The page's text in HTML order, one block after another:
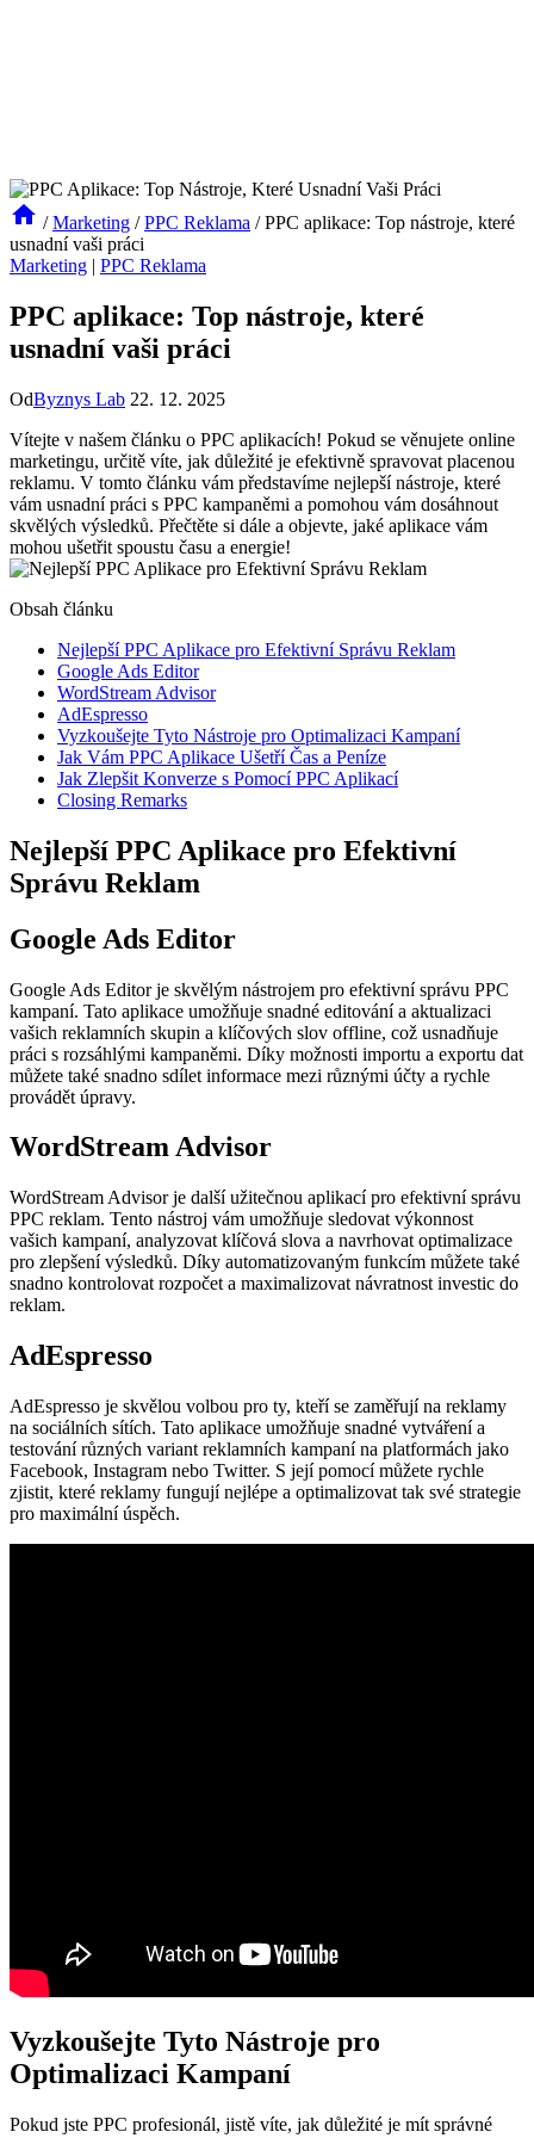
/ Marketing / PPC Reklama / PPC aplikace: Top nástroje, které
usnadní vaši práci
Marketing | PPC Reklama
PPC aplikace: Top nástroje, které
usnadní vaši práci
OdByznys Lab 22. 12. 2025
Vítejte v našem článku o PPC aplikacích! Pokud se věnujete online
marketingu, určitě víte, jak důležité je efektivně spravovat placenou
reklamu. V tomto článku vám představíme nejlepší nástroje, které
vám usnadní práci s PPC kampaněmi a pomohou vám dosáhnout
skvělých výsledků. Přečtěte si dále a objevte, jaké aplikace vám
mohou ušetřit spoustu času a energie!
Obsah článku
Nejlepší PPC Aplikace pro Efektivní Správu Reklam
Google Ads Editor
WordStream Advisor
AdEspresso
Vyzkoušejte Tyto Nástroje pro Optimalizaci Kampaní
Jak Vám PPC Aplikace Ušetří Čas a Peníze
Jak Zlepšit Konverze s Pomocí PPC Aplikací
Closing Remarks
Nejlepší PPC Aplikace pro Efektivní
Správu Reklam
Google Ads Editor
Google Ads Editor je skvělým nástrojem pro efektivní správu PPC
kampaní. Tato aplikace umožňuje snadné editování a aktualizaci
vašich reklamních skupin a klíčových slov offline, což usnadňuje
práci s rozsáhlými kampaněmi. Díky možnosti importu a exportu dat
můžete také snadno sdílet informace mezi různými účty a rychle
provádět úpravy.
WordStream Advisor
WordStream Advisor je další užitečnou aplikací pro efektivní správu
PPC reklam. Tento nástroj vám umožňuje sledovat výkonnost
vašich kampaní, analyzovat klíčová slova a navrhovat optimalizace
pro zlepšení výsledků. Díky automatizovaným funkcím můžete také
snadno kontrolovat rozpočet a maximalizovat návratnost investic do
reklam.
AdEspresso
AdEspresso je skvělou volbou pro ty, kteří se zaměřují na reklamy
na sociálních sítích. Tato aplikace umožňuje snadné vytváření a
testování různých variant reklamních kampaní na platformách jako
Facebook, Instagram nebo Twitter. S její pomocí můžete rychle
zjistit, které reklamy fungují nejlépe a optimalizovat tak své strategie
pro maximální úspěch.
Vyzkoušejte Tyto Nástroje pro
Optimalizaci Kampaní
Pokud jste PPC profesionál, jistě víte, jak důležité je mít správné